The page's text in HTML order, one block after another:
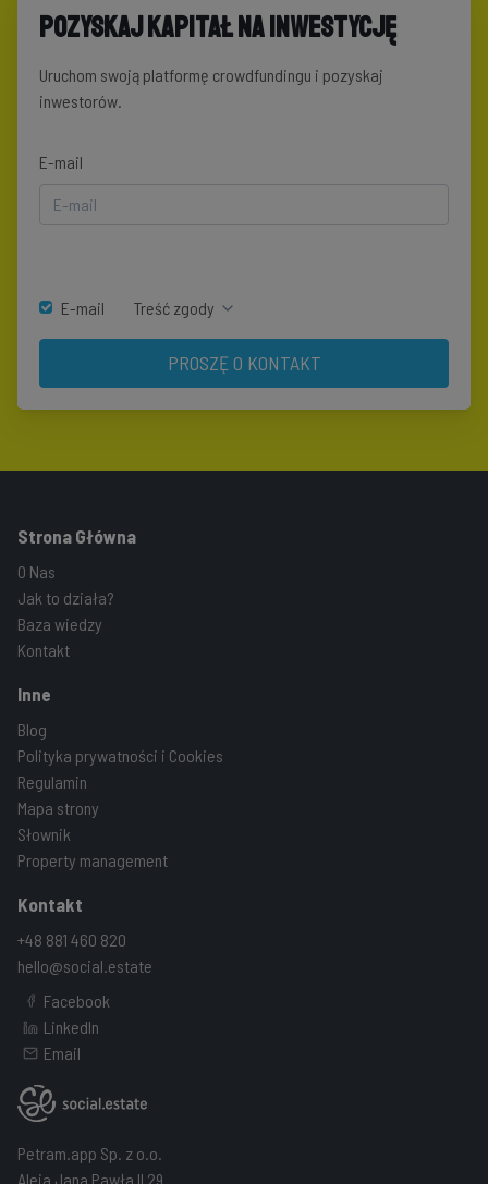
Pozyskaj kapitał na inwestycję
Uruchom swoją platformę crowdfundingu i pozyskaj
inwestorów.
E-mail
E-mail Treść zgody
PROSZĘ O KONTAKT
Strona Główna
O Nas
Jak to działa?
Baza wiedzy
Kontakt
Inne
Blog
Polityka prywatności i Cookies
Regulamin
Mapa strony
Słownik
Property management
Kontakt
+48 881 460 820
hello@social.estate
Facebook
LinkedIn
Email
Petram.app Sp. z o.o.
Aleja Jana Pawła II 29